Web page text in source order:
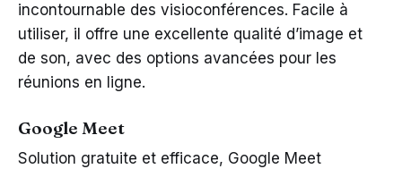
incontournable des visioconférences. Facile à
utiliser, il offre une excellente qualité d’image et
de son, avec des options avancées pour les
réunions en ligne.
Google Meet
Solution gratuite et efficace, Google Meet